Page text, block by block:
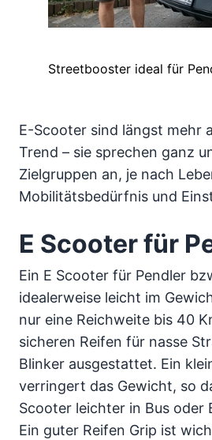
Streetbooster ideal für
E-Scooter sind längst mehr
Trend – sie sprechen ganz
Zielgruppen an, je nach
Mobilitätsbedürfnis und
E Scooter für
Ein E Scooter für Pendler
idealerweise leicht im
nur eine Reichweite bis 40
sicheren Reifen für nasse
Blinker ausgestattet. Ein
verringert das Gewicht, so
Scooter leichter in Bus oder
Ein guter Reifen Grip ist